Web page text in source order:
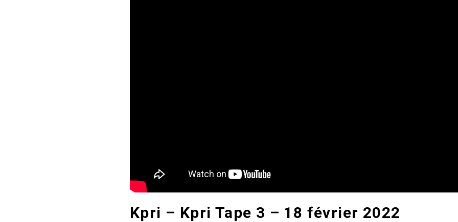
Kpri – Kpri Tape 3 – 18 février 2022